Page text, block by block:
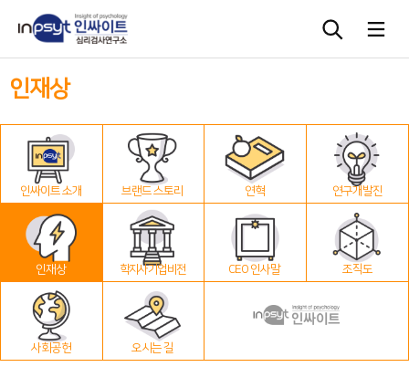
심리검사
상담도구
교육 워크숍
단체검사
인재상
인싸이트 소개 브랜드 스토리 연혁 연구개발진
인재상 학지사 기업 비전 CEO 인사말 조직도
사회공헌 오시는 길